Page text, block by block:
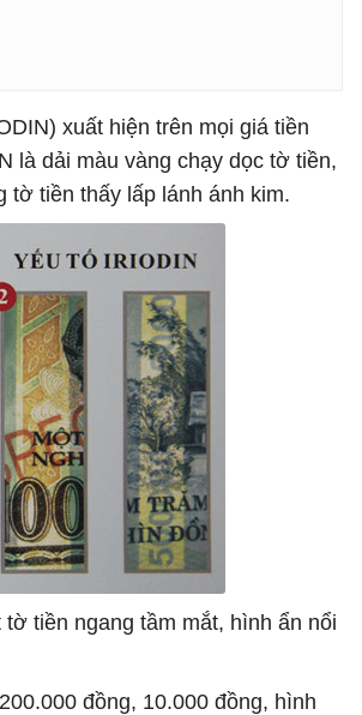
xuất hiện trên mọi giá tiền
là dải màu vàng chạy dọc tờ tiền,
tờ tiền thấy lấp lánh ánh kim.
tờ tiền ngang tầm mắt, hình ẩn nổi
đồng, 10.000 đồng, hình